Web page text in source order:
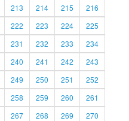
213 214 215
216
222 223 224
225
231 232 233
234
240 241 242
243
249 250 251
252
258 259 260
261
267 268 269
270